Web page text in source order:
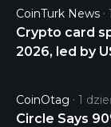
CoinTurk News
Crypto card
2026, led by
CoinOtag 1
Circle Says